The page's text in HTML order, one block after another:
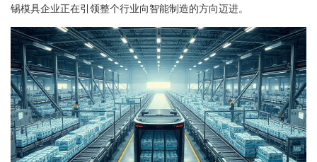
锡模具企业正在引领整个行业向智能制造的方向迈进。